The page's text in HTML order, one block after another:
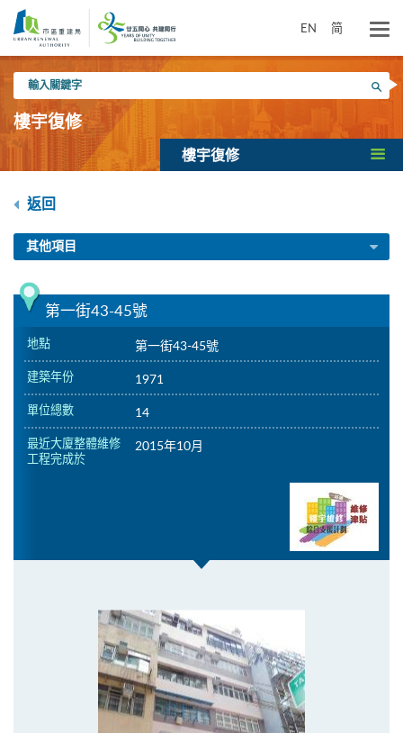
內
EN 简
入
關
鍵
搜尋
樓宇復修
樓宇復修
返回
其他項目
第一街43-45號
地點 第一街43-45號
建築年份 1971
單位總數 14
最近大廈整體維修
工程完成於
2015年10月